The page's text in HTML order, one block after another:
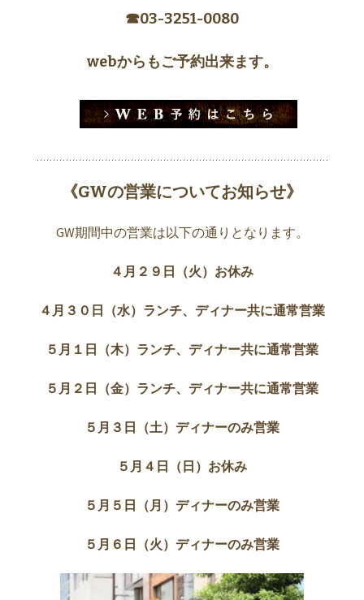
☎︎03-3251-0080
webからもご予約出来ます。
《GWの営業についてお知らせ》
GW期間中の営業は以下の通りとなります。
４月２９日（火）お休み
４月３０日（水）ランチ、ディナー共に通常営業
５月１日（木）ランチ、ディナー共に通常営業
５月２日（金）ランチ、ディナー共に通常営業
５月３日（土）ディナーのみ営業
５月４日（日）お休み
５月５日（月）ディナーのみ営業
５月６日（火）ディナーのみ営業